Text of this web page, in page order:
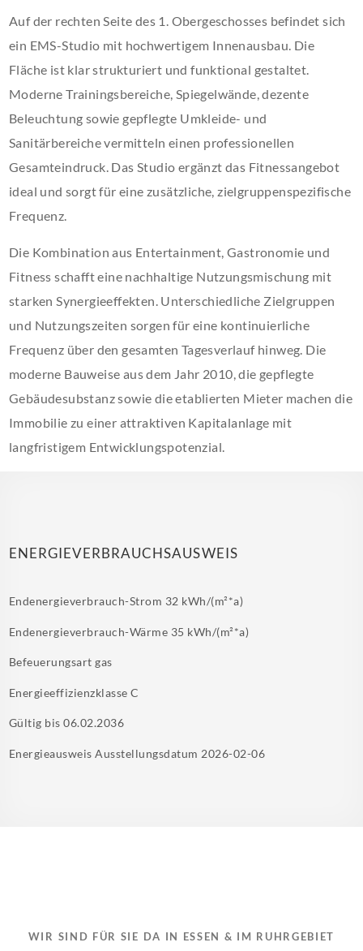
Auf der rechten Seite des 1. Obergeschosses befindet sich
ein EMS-Studio mit hochwertigem Innenausbau. Die
Fläche ist klar strukturiert und funktional gestaltet.
Moderne Trainingsbereiche, Spiegelwände, dezente
Beleuchtung sowie gepflegte Umkleide- und
Sanitärbereiche vermitteln einen professionellen
Gesamteindruck. Das Studio ergänzt das Fitnessangebot
ideal und sorgt für eine zusätzliche, zielgruppenspezifische
Frequenz.
Die Kombination aus Entertainment, Gastronomie und
Fitness schafft eine nachhaltige Nutzungsmischung mit
starken Synergieeffekten. Unterschiedliche Zielgruppen
und Nutzungszeiten sorgen für eine kontinuierliche
Frequenz über den gesamten Tagesverlauf hinweg. Die
moderne Bauweise aus dem Jahr 2010, die gepflegte
Gebäudesubstanz sowie die etablierten Mieter machen die
Immobilie zu einer attraktiven Kapitalanlage mit
langfristigem Entwicklungspotenzial.
ENERGIEVERBRAUCHSAUSWEIS
Endenergieverbrauch-Strom 32 kWh/(m²*a)
Endenergieverbrauch-Wärme 35 kWh/(m²*a)
Befeuerungsartgas
EnergieeffizienzklasseC
Gültig bis06.02.2036
Energieausweis Ausstellungsdatum 2026-02-06
WIR SIND FÜR SIE DA IN ESSEN & IM RUHRGEBIET